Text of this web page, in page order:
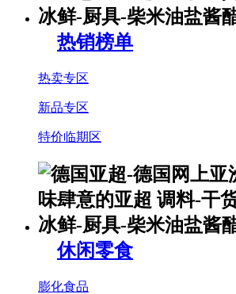
热销榜单
热卖专区
新品专区
特价临期区
休闲零食
膨化食品